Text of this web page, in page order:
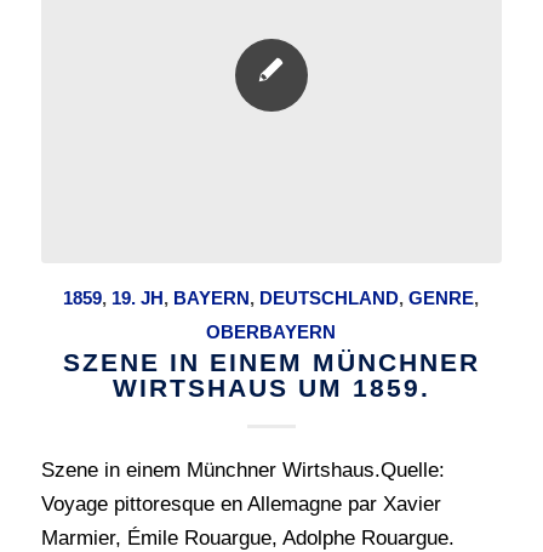
1859, 19. JH, BAYERN, DEUTSCHLAND,GENRE,
OBERBAYERN
SZENE IN EINEM MÜNCHNER
WIRTSHAUS UM 1859.
Szene in einem Münchner Wirtshaus.Quelle:
Voyage pittoresque en Allemagne par Xavier
Marmier, Émile Rouargue, Adolphe Rouargue.